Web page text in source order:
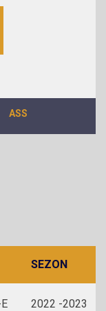
ASS
SEZON
2022 -2023